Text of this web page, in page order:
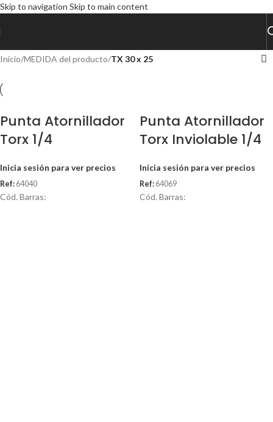
Skip to navigation Skip to main content
Inicio/MEDIDA del producto/TX 30 x 25
Punta Atornillador
Torx 1/4
Inicia sesión para ver precios
Ref: 64040
Cód. Barras:
Punta Atornillador
Torx Inviolable 1/4
Inicia sesión para ver precios
Ref: 64069
Cód. Barras: